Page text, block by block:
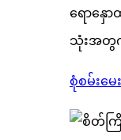
ရောနှေ
သုံးအတွ
စုံစမ်းမေး